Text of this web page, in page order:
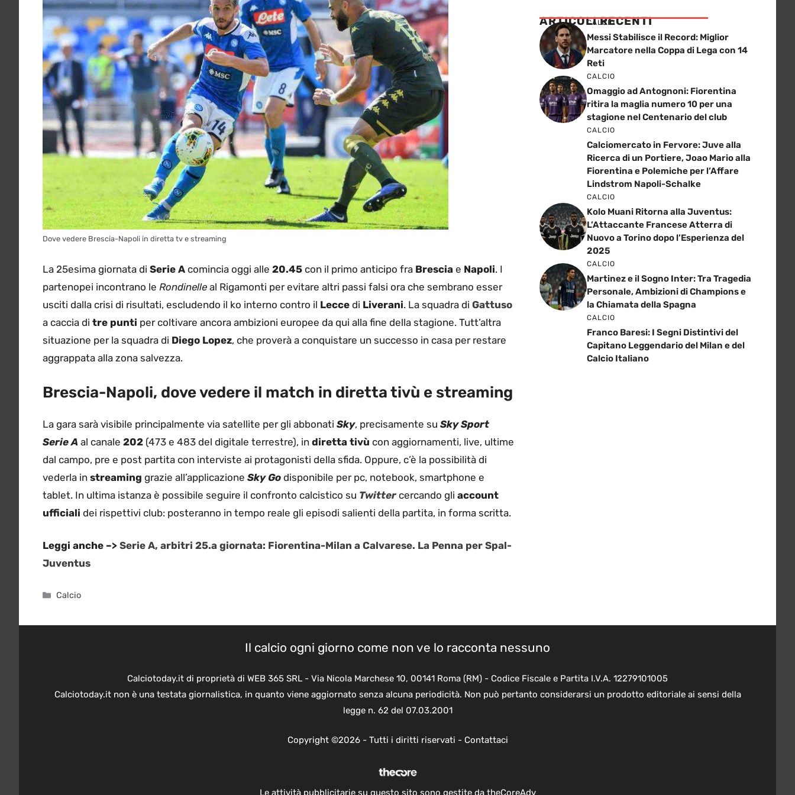
Dove vedere Brescia-Napoli in diretta tv e streaming
La 25esima giornata di Serie A comincia oggi alle 20.45 con il primo anticipo fra Brescia e Napoli. I
partenopei incontrano le Rondinelle al Rigamonti per evitare altri passi falsi ora che sembrano esser
usciti dalla crisi di risultati, escludendo il ko interno contro il Lecce di Liverani. La squadra di Gattuso
a caccia di tre punti per coltivare ancora ambizioni europee da qui alla fine della stagione. Tutt’altra
situazione per la squadra di Diego Lopez, che proverà a conquistare un successo in casa per restare
aggrappata alla zona salvezza.
Brescia-Napoli, dove vedere il match in diretta tivù e streaming
La gara sarà visibile principalmente via satellite per gli abbonati Sky, precisamente su Sky Sport
Serie A al canale 202 (473 e 483 del digitale terrestre), in diretta tivù con aggiornamenti, live, ultime
dal campo, pre e post partita con interviste ai protagonisti della sfida. Oppure, c’è la possibilità di
vederla in streaming grazie all’applicazione Sky Go disponibile per pc, notebook, smartphone e
tablet. In ultima istanza è possibile seguire il confronto calcistico su Twitter cercando gli account
ufficiali dei rispettivi club: posteranno in tempo reale gli episodi salienti della partita, in forma scritta.
Leggi anche –> Serie A, arbitri 25.a giornata: Fiorentina-Milan a Calvarese. La Penna per Spal-
Juventus
Categorie
Calcio
ARTICOLI RECENTI
CALCIO
Messi Stabilisce il Record: Miglior
Marcatore nella Coppa di Lega con 14
Reti
CALCIO
Omaggio ad Antognoni: Fiorentina
ritira la maglia numero 10 per una
stagione nel Centenario del club
CALCIO
Calciomercato in Fervore: Juve alla
Ricerca di un Portiere, Joao Mario alla
Fiorentina e Polemiche per l’Affare
Lindstrom Napoli-Schalke
CALCIO
Kolo Muani Ritorna alla Juventus:
L’Attaccante Francese Atterra di
Nuovo a Torino dopo l’Esperienza del
2025
CALCIO
Martinez e il Sogno Inter: Tra Tragedia
Personale, Ambizioni di Champions e
la Chiamata della Spagna
CALCIO
Franco Baresi: I Segni Distintivi del
Capitano Leggendario del Milan e del
Calcio Italiano
Il calcio ogni giorno come non ve lo racconta nessuno
Calciotoday.it di proprietà di WEB 365 SRL - Via Nicola Marchese 10, 00141 Roma (RM) - Codice Fiscale e Partita I.V.A. 12279101005
Calciotoday.it non è una testata giornalistica, in quanto viene aggiornato senza alcuna periodicità. Non può pertanto considerarsi un prodotto editoriale ai sensi della
legge n. 62 del 07.03.2001
Copyright ©2026 - Tutti i diritti riservati - Contattaci
Le attività pubblicitarie su questo sito sono gestite da theCoreAdv